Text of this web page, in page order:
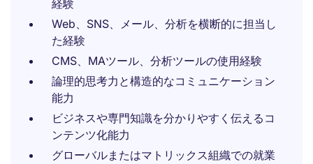
経験
Web、SNS、メール、分析を横断的に担当し
た経験
CMS、MAツール、分析ツールの使用経験
論理的思考力と構造的なコミュニケーション
能力
ビジネスや専門知識を分かりやすく伝えるコ
ンテンツ化能力
グローバルまたはマトリックス組織での就業